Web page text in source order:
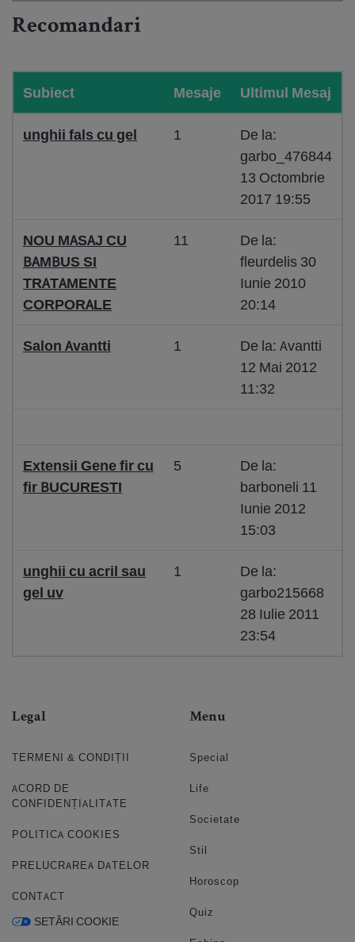
Recomandari
Subiect Mesaje Ultimul Mesaj
unghii fals cu gel 1
De la:
garbo_476844
13 Octombrie
2017 19:55
NOU MASAJ CU
BAMBUS SI
TRATAMENTE
CORPORALE
11
De la:
fleurdelis 30
Iunie 2010
20:14
Salon Avantti 1
De la: Avantti
12 Mai 2012
11:32
Extensii Gene fir cu
fir BUCURESTI
5
De la:
barboneli 11
Iunie 2012
15:03
unghii cu acril sau
gel uv
1
De la:
garbo215668
28 Iulie 2011
23:54
Legal
TERMENI & CONDIȚII
ACORD DE
CONFIDENȚIALITATE
POLITICA COOKIES
PRELUCRAREA DATELOR
CONTACT
SETĂRI COOKIE
Menu
Special
Life
Societate
Stil
Horoscop
Quiz